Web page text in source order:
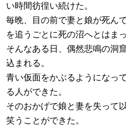
い時間彷徨い続けた。
毎晩、目の前で妻と娘が死ん
を追うごとに死の沼へとはま
そんなある日、偶然悲鳴の洞
込まれる。
青い仮面をかぶるようになっ
る人ができた。
そのおかげで娘と妻を失って
笑うことができた。